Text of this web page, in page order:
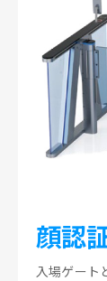
顔認
入場ゲート